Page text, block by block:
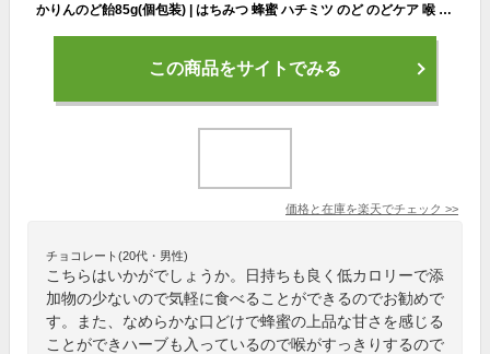
かりんのど飴85g(個包装) | はちみつ 蜂蜜 ハチミツ のど のどケア 喉 喉ケア かりん お歳暮 お歳暮ギフト 贈答用 退職 お礼 退職祝い 忘年会 新年会 贈答品
この商品をサイトでみる
価格と在庫を楽天でチェック >>
チョコレート(20代・男性)
こちらはいかがでしょうか。日持ちも良く低カロリーで添
加物の少ないので気軽に食べることができるのでお勧めで
す。また、なめらかな口どけで蜂蜜の上品な甘さを感じる
ことができハーブも入っているので喉がすっきりするので